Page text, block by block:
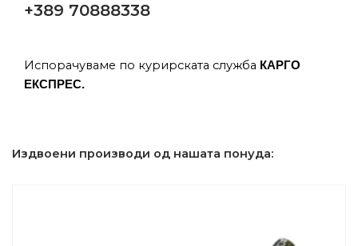
+389 70888338
Испорачуваме по курирската служба КАРГО
ЕКСПРЕС.
Издвоени производи од нашата понуда: